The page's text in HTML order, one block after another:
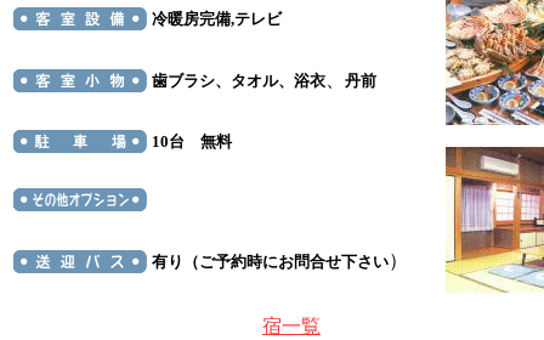
冷暖房完備,テレビ
歯ブラシ、タオル、浴衣 丹前
10台 無料
有り（ご予約時にお問合せ下さい）
宿一覧